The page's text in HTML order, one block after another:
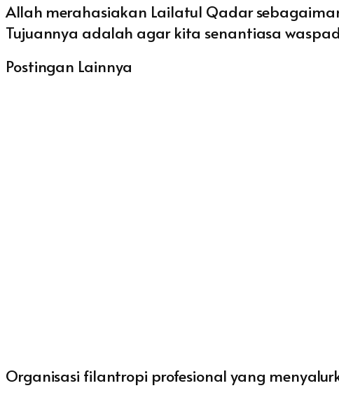
Allah merahasiakan Lailatul Qadar
Tujuannya adalah agar kita senantiasa
Postingan Lainnya
Organisasi filantropi profesional yang